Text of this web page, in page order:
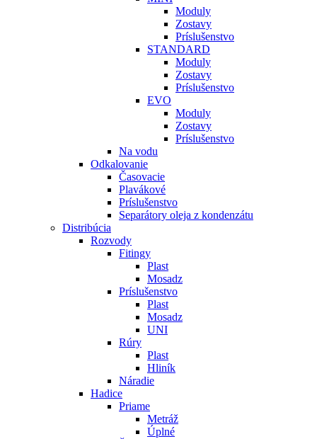
Moduly
Zostavy
Príslušenstvo
STANDARD
Moduly
Zostavy
Príslušenstvo
EVO
Moduly
Zostavy
Príslušenstvo
Na vodu
Odkalovanie
Časovacie
Plavákové
Príslušenstvo
Separátory oleja z kondenzátu
Distribúcia
Rozvody
Fitingy
Plast
Mosadz
Príslušenstvo
Plast
Mosadz
UNI
Rúry
Plast
Hliník
Náradie
Hadice
Priame
Metráž
Úplné